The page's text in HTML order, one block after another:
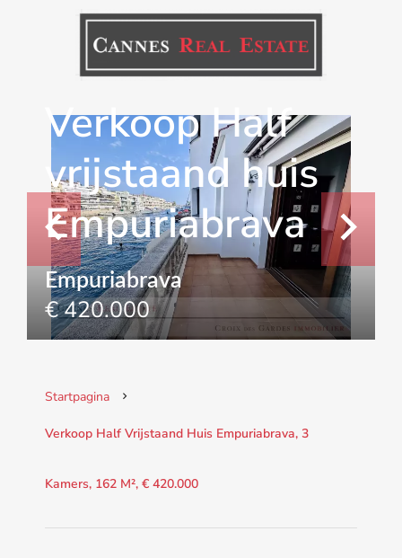
Verkoop Half
vrijstaand huis
Empuriabrava
Empuriabrava
€ 420.000
Startpagina
Verkoop Half Vrijstaand Huis Empuriabrava, 3
Kamers, 162 M², € 420.000